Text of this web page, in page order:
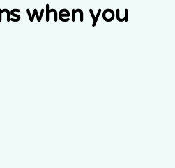
when you